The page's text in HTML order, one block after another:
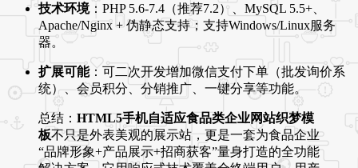
技术环境：PHP 5.6-7.4（推荐7.2）、MySQL 5.5+、
Apache/Nginx + 伪静态支持；支持Windows/Linux服务
器。
扩展可能：可二次开发增加微信支付下单（批发询价系
统）、会员积分、分销推广、一键分享等功能。
总结： HTML5手机自适应食品类企业网站织梦模
板不只是外表美观的展示站，更是一套为食品企业
“品牌形象+产品展示+招商获客”量身打造的全功能